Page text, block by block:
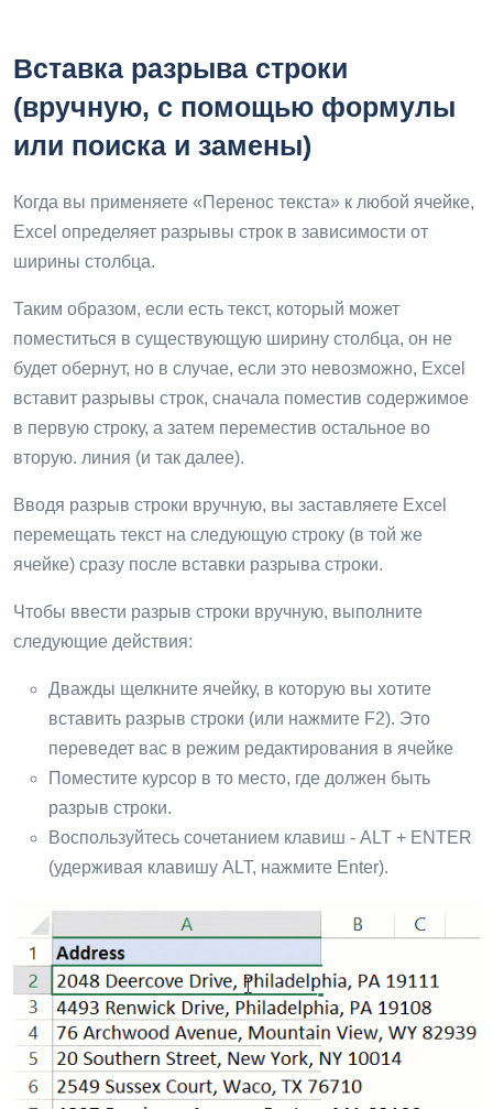
Вставка разрыва строки
(вручную, с помощью формулы
или поиска и замены)
Когда вы применяете «Перенос текста» к любой ячейке,
Excel определяет разрывы строк в зависимости от
ширины столбца.
Таким образом, если есть текст, который может
поместиться в существующую ширину столбца, он не
будет обернут, но в случае, если это невозможно, Excel
вставит разрывы строк, сначала поместив содержимое
в первую строку, а затем переместив остальное во
вторую. линия (и так далее).
Вводя разрыв строки вручную, вы заставляете Excel
перемещать текст на следующую строку (в той же
ячейке) сразу после вставки разрыва строки.
Чтобы ввести разрыв строки вручную, выполните
следующие действия:
Дважды щелкните ячейку, в которую вы хотите
вставить разрыв строки (или нажмите F2). Это
переведет вас в режим редактирования в ячейке
Поместите курсор в то место, где должен быть
разрыв строки.
Воспользуйтесь сочетанием клавиш - ALT + ENTER
(удерживая клавишу ALT, нажмите Enter).